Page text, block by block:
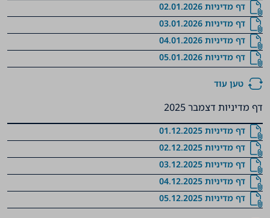
‏‏‏‏‏‏‏‏‏‏‏‏‏‏‏‏‏‏‏‏‏‏‏‏‏‏‏‏‏‏‏‏‏‏‏‏‏‏‏‏‏‏‏‏‏‏‏‏‏‏‏‏‏‏‏‏‏‏‏‏‏‏‏‏‏‏‏‏‏‏דף מדיניות 02.01.2026
‏‏‏‏‏‏‏‏‏‏‏‏‏‏‏‏‏‏‏‏‏‏‏‏‏‏‏‏‏‏‏‏‏‏‏‏‏‏‏‏‏‏‏‏‏‏‏‏‏‏‏‏‏‏‏‏‏‏‏‏‏‏‏‏‏‏‏‏‏‏דף מדיניות 03.01.2026
‏‏‏‏‏‏‏‏‏‏‏‏‏‏‏‏‏‏‏‏‏‏‏‏‏‏‏‏‏‏‏‏‏‏‏‏‏‏‏‏‏‏‏‏‏‏‏‏‏‏‏‏‏‏‏‏‏‏‏‏‏‏‏‏‏‏‏‏‏‏דף מדיניות 04.01.2026
‏‏‏‏‏‏‏‏‏‏‏‏‏‏‏‏‏‏‏‏‏‏‏‏‏‏‏‏‏‏‏‏‏‏‏‏‏‏‏‏‏‏‏‏‏‏‏‏‏‏‏‏‏‏‏‏‏‏‏‏‏‏‏‏‏‏‏‏‏‏‏‏דף מדיניות 05.01.2026
טען עוד
דף מדיניות דצמבר 2025
‏‏‏‏‏‏‏‏‏‏‏‏‏‏‏‏‏‏‏‏‏‏‏‏‏‏‏‏‏‏‏‏‏‏‏‏‏‏‏‏‏‏‏‏‏‏‏‏‏‏‏‏‏‏‏‏‏‏‏‏‏‏‏‏‏‏‏‏דף מדיניות 01.12.2025
‏‏‏‏‏‏‏‏‏‏‏‏‏‏‏‏‏‏‏‏‏‏‏‏‏‏‏‏‏‏‏‏‏‏‏‏‏‏‏‏‏‏‏‏‏‏‏‏‏‏‏‏‏‏‏‏‏‏‏‏‏‏‏‏‏‏‏‏דף מדיניות 02.12.2025
‏‏‏‏‏‏‏‏‏‏‏‏‏‏‏‏‏‏‏‏‏‏‏‏‏‏‏‏‏‏‏‏‏‏‏‏‏‏‏‏‏‏‏‏‏‏‏‏‏‏‏‏‏‏‏‏‏‏‏‏‏‏‏‏‏‏‏‏דף מדיניות 03.12.2025
‏‏‏‏‏‏‏‏‏‏‏‏‏‏‏‏‏‏‏‏‏‏‏‏‏‏‏‏‏‏‏‏‏‏‏‏‏‏‏‏‏‏‏‏‏‏‏‏‏‏‏‏‏‏‏‏‏‏‏‏‏‏‏‏‏‏‏‏דף מדיניות 04.12.2025
‏‏‏‏‏‏‏‏‏‏‏‏‏‏‏‏‏‏‏‏‏‏‏‏‏‏‏‏‏‏‏‏‏‏‏‏‏‏‏‏‏‏‏‏‏‏‏‏‏‏‏‏‏‏‏‏‏‏‏‏‏‏‏‏‏‏‏‏דף מדיניות 05.12.2025